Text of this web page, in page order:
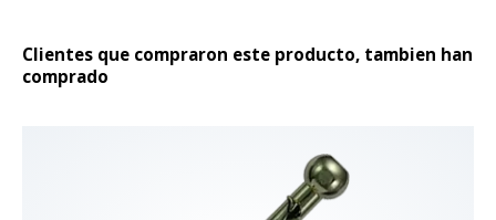
Clientes que compraron este producto, tambien han
comprado